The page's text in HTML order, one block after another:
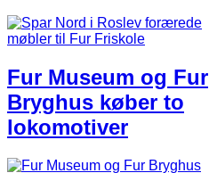
Fur Museum og Fur
Bryghus køber to
lokomotiver